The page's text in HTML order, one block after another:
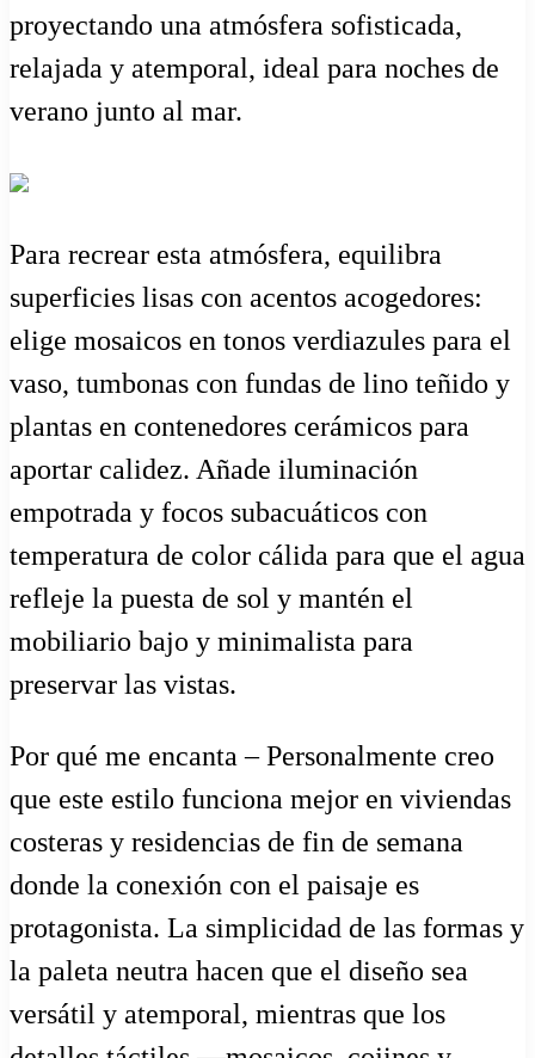
proyectando una atmósfera sofisticada,
relajada y atemporal, ideal para noches de
verano junto al mar.
Para recrear esta atmósfera, equilibra
superficies lisas con acentos acogedores:
elige mosaicos en tonos verdiazules para el
vaso, tumbonas con fundas de lino teñido y
plantas en contenedores cerámicos para
aportar calidez. Añade iluminación
empotrada y focos subacuáticos con
temperatura de color cálida para que el agua
refleje la puesta de sol y mantén el
mobiliario bajo y minimalista para
preservar las vistas.
Por qué me encanta – Personalmente creo
que este estilo funciona mejor en viviendas
costeras y residencias de fin de semana
donde la conexión con el paisaje es
protagonista. La simplicidad de las formas y
la paleta neutra hacen que el diseño sea
versátil y atemporal, mientras que los